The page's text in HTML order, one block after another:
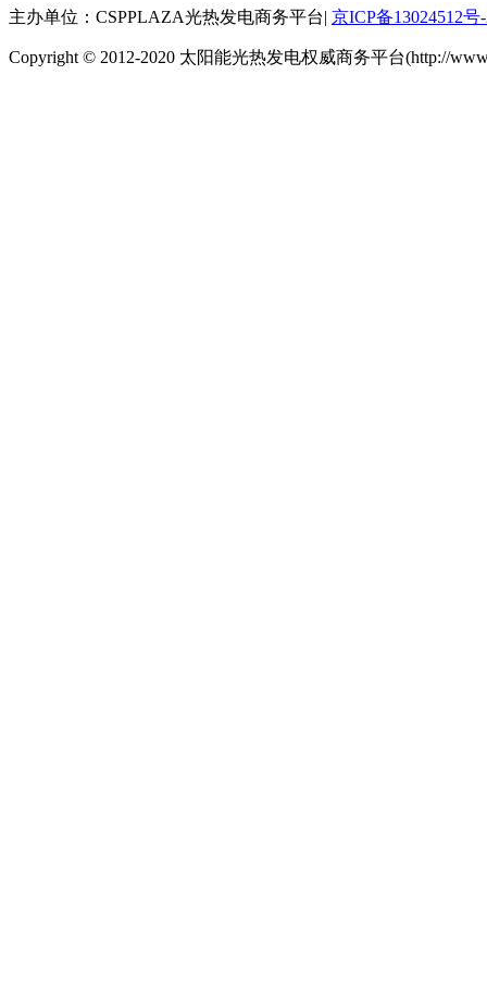
主办单位：CSPPLAZA光热发电商务平台| 京ICP备13024512号
Copyright © 2012-2020 太阳能光热发电权威商务平台(http://